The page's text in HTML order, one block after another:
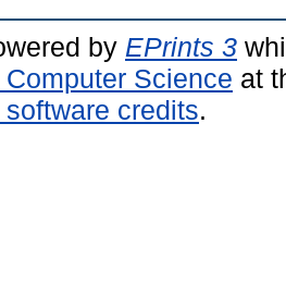
by EPrints 3
Science at
credits.